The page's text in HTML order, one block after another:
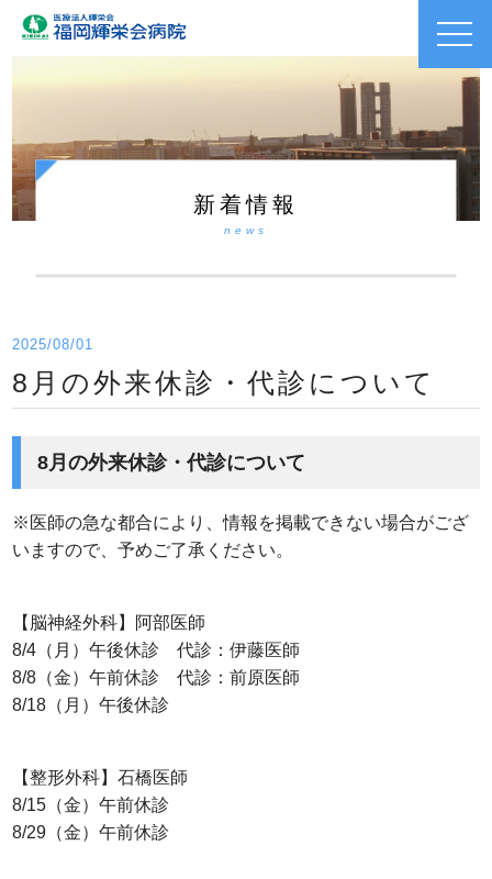
toggle
新着情報
news
2025/08/01
8月の外来休診・代診について
8月の外来休診・代診について
※医師の急な都合により、情報を掲載できない場合がござ
いますので、予めご了承ください。
【脳神経外科】阿部医師
8/4（月）午後休診 代診：伊藤医師
8/8（金）午前休診 代診：前原医師
8/18（月）午後休診
【整形外科】石橋医師
8/15（金）午前休診
8/29（金）午前休診